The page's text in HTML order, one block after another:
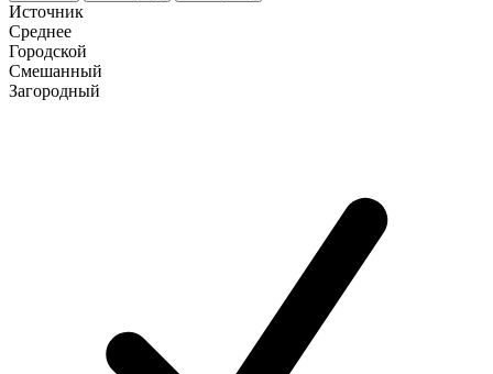
Источник
Среднее
Городской
Смешанный
Загородный